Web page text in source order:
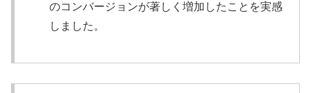
のコンバージョンが著しく増加したことを実感
しました。